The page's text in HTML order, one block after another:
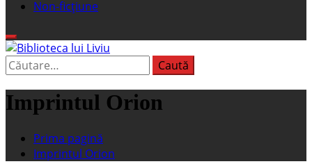
Non-ficțiune
Biblioteca lui Liviu
Fostul blog FanSF
Caută
după:
Imprintul Orion
Prima pagină
Imprintul Orion